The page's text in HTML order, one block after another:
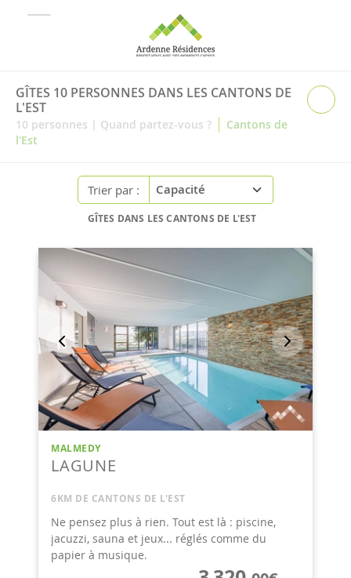
GÎTES 10 PERSONNES DANS LES CANTONS DE
L'EST
10 personnes | Quand partez-vous ? | Cantons de
l'Est
Trier par :
GÎTES DANS LES CANTONS DE L'EST